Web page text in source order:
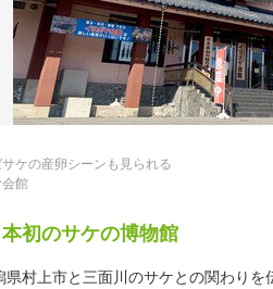
ケの産卵シーンも見られる
館
初のサケの博物館
県村上市と三面川のサケとの関わり